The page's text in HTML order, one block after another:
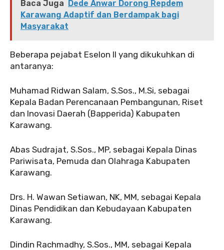
Baca Juga
Dede Anwar Dorong Repdem
Karawang Adaptif dan Berdampak bagi
Masyarakat
Beberapa pejabat Eselon II yang dikukuhkan di
antaranya:
Muhamad Ridwan Salam, S.Sos., M.Si, sebagai
Kepala Badan Perencanaan Pembangunan, Riset
dan Inovasi Daerah (Bapperida) Kabupaten
Karawang.
Abas Sudrajat, S.Sos., MP, sebagai Kepala Dinas
Pariwisata, Pemuda dan Olahraga Kabupaten
Karawang.
Drs. H. Wawan Setiawan, NK, MM, sebagai Kepala
Dinas Pendidikan dan Kebudayaan Kabupaten
Karawang.
Dindin Rachmadhy, S.Sos., MM, sebagai Kepala